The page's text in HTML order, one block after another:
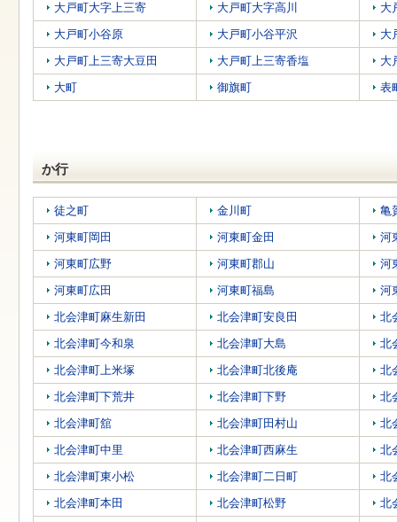
大戸町大字上三寄
大戸町大字高川
大
大戸町小谷原
大戸町小谷平沢
大
大戸町上三寄大豆田
大戸町上三寄香塩
大
大町
御旗町 表
か行
徒之町 金川町
亀
河東町岡田
河東町金田
河
河東町広野
河東町郡山
河
河東町広田
河東町福島
河
北会津町麻生新田
北会津町安良田
北
北会津町今和泉
北会津町大島
北
北会津町上米塚
北会津町北後庵
北
北会津町下荒井
北会津町下野
北
北会津町舘
北会津町田村山
北
北会津町中里
北会津町西麻生
北
北会津町東小松
北会津町二日町
北
北会津町本田
北会津町松野
北